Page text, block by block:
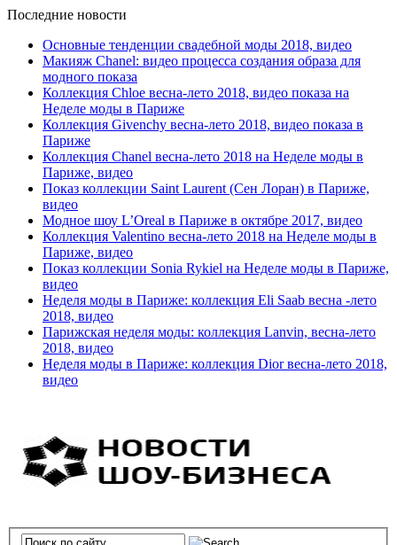
Последние новости
Основные тенденции свадебной моды 2018, видео
Макияж Chanel: видео процесса создания образа для
модного показа
Коллекция Chloe весна-лето 2018, видео показа на
Неделе моды в Париже
Коллекция Givenchy весна-лето 2018, видео показа в
Париже
Коллекция Chanel весна-лето 2018 на Неделе моды в
Париже, видео
Показ коллекции Saint Laurent (Сен Лоран) в Париже,
видео
Модное шоу L’Oreal в Париже в октябре 2017, видео
Коллекция Valentino весна-лето 2018 на Неделе моды в
Париже, видео
Показ коллекции Sonia Rykiel на Неделе моды в Париже,
видео
Неделя моды в Париже: коллекция Eli Saab весна -лето
2018, видео
Парижская неделя моды: коллекция Lanvin, весна-лето
2018, видео
Неделя моды в Париже: коллекция Dior весна-лето 2018,
видео